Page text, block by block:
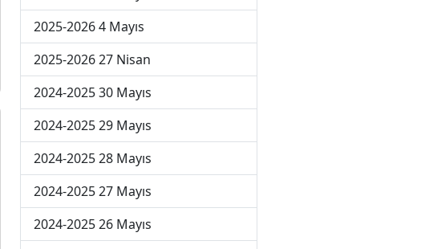
2025-2026 4 Mayıs
2025-2026 27 Nisan
2024-2025 30 Mayıs
2024-2025 29 Mayıs
2024-2025 28 Mayıs
2024-2025 27 Mayıs
2024-2025 26 Mayıs